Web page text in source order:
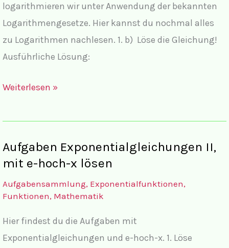
logarithmieren wir unter Anwendung der bekannten
Logarithmengesetze. Hier kannst du nochmal alles
zu Logarithmen nachlesen. 1. b) Löse die Gleichung!
Ausführliche Lösung:
Lösungen:
IV,
e-
Funktionen
mit
Lösungsweg
Weiterlesen »
Aufgaben Exponentialgleichungen II,
mit e-hoch-x lösen
Aufgabensammlung, Exponentialfunktionen,
Funktionen, Mathematik
Hier findest du die Aufgaben mit
Exponentialgleichungen und e-hoch-x. 1. Löse